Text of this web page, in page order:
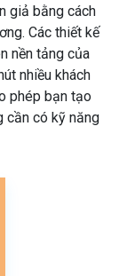
giả bằng cách
Các thiết kế
nền tảng của
nhiều khách
phép bạn tạo
cần có kỹ năng